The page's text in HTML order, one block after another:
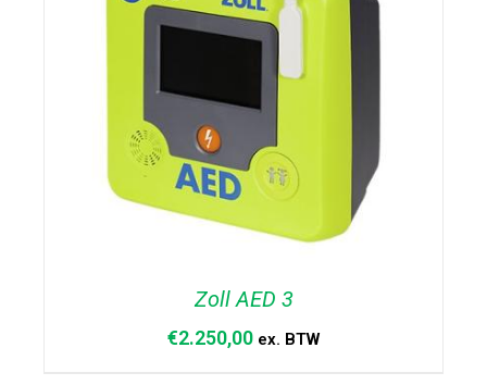
Zoll AED 3
€2.250,00 ex. BTW